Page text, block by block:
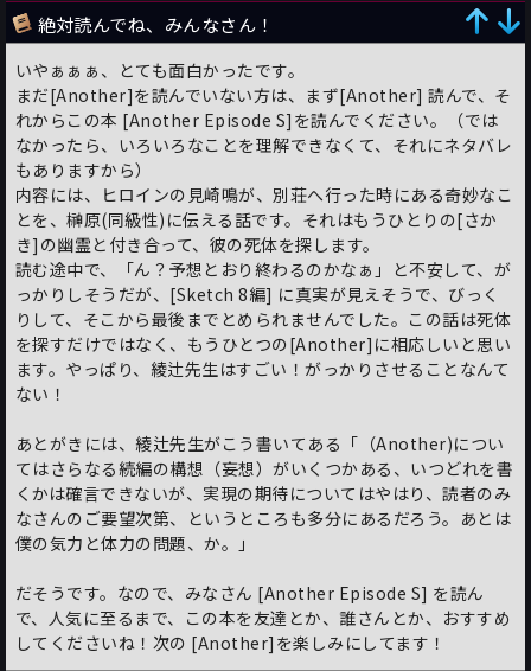
絶対読んでね、みんなさん！
いやぁぁぁ、とても面白かったです。
まだ[Another]を読んでいない方は、まず[Another] 読んで、そ
れからこの本 [Another Episode S]を読んでください。（では
なかったら、いろいろなことを理解できなくて、それにネタバレ
もありますから）
内容には、ヒロインの見崎鳴が、別荘へ行った時にある奇妙なこ
とを、榊原(同級性)に伝える話です。それはもうひとりの[さか
き]の幽霊と付き合って、彼の死体を探します。
読む途中で、「ん？予想とおり終わるのかなぁ」と不安して、が
っかりしそうだが、[Sketch 8編] に真実が見えそうで、びっく
りして、そこから最後までとめられませんでした。この話は死体
を探すだけではなく、もうひとつの[Another]に相応しいと思い
ます。やっぱり、綾辻先生はすごい！がっかりさせることなんて
ない！
あとがきには、綾辻先生がこう書いてある「（Another)につい
てはさらなる続編の構想（妄想）がいくつかある、いつどれを書
くかは確言できないが、実現の期待についてはやはり、読者のみ
なさんのご要望次第、というところも多分にあるだろう。あとは
僕の気力と体力の問題、か。」
だそうです。なので、みなさん [Another Episode S] を読ん
で、人気に至るまで、この本を友達とか、誰さんとか、おすすめ
してくださいね！次の [Another]を楽しみにしてます！